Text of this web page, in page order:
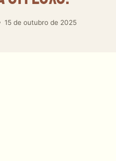
15 de outubro de 2025